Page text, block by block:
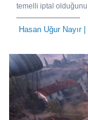
temelli iptal
Hasan Uğur Nayır|